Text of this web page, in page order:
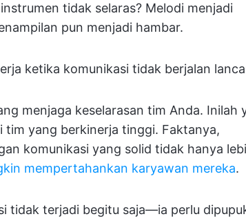
tidak selaras? Melodi menjadi
pun menjadi hambar.
ketika komunikasi tidak berjalan
menjaga keselarasan tim Anda. Inilah
tim yang berkinerja tinggi. Faktanya,
komunikasi yang solid tidak hanya
mempertahankan karyawan mereka.
tidak terjadi begitu saja—ia perlu